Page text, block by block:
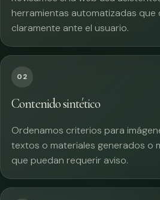
herramientas automatizadas
claramente ante el usuario.
02
Contenido sintético
Ordenamos criterios para
textos o materiales generados o
que puedan requerir aviso.